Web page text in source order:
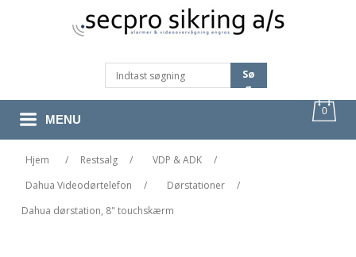
Sø
G
0
MENU
Hjem / Restsalg / VDP & ADK
/
Dahua Videodørtelefon
/ Dørstationer
/
Dahua dørstation, 8" touchskærm